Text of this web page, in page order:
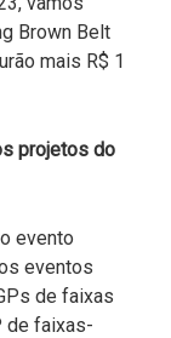
Brown Belt
mais R$ 1
projetos do
evento
eventos
de faixas
de faixas-